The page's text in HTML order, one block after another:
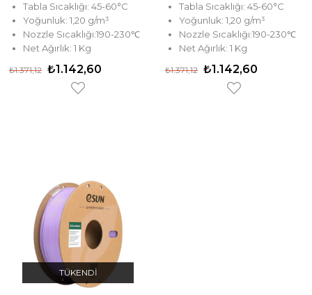
Tabla Sıcaklığı: 45-60°C
Yoğunluk: 1,20 g/m³
Nozzle Sıcaklığı:190-230℃
Net Ağırlık: 1 Kg
₺1.142,60
₺1.371,12
Tabla Sıcaklığı: 45-60°C
Yoğunluk: 1,20 g/m³
Nozzle Sıcaklığı:190-230℃
Net Ağırlık: 1 Kg
₺1.142,60
₺1.371,12
TÜKENDI